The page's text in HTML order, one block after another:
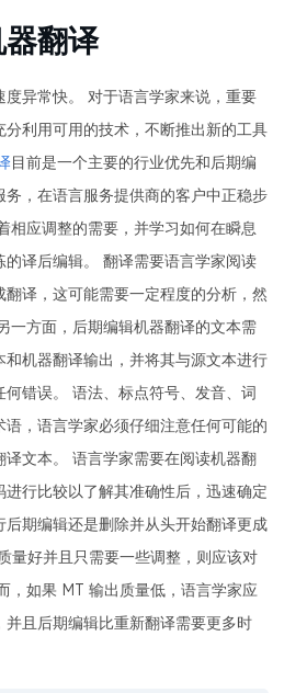
翻译
异常快。 对于语言学家来说，重要
分利用可用的技术，不断推出新的工具
目前是一个主要的行业优先和后期编
务，在语言服务提供商的客户中正稳步
相应调整的需要，并学习如何在瞬息
译后编辑。 翻译需要语言学家阅读
译，这可能需要一定程度的分析，然
一方面， 后期编辑机器翻译的文本需
机器翻译输出，并将其与源文本进行
何错误。 语法、标点符号、发音、词
语，语言学家必须仔细注意任何可能的
文本。 语言学家需要在阅读机器翻
行比较以了解其准确性后，迅速确定
期编辑还是删除并从头开始翻译更成
量好并且只需要一些调整，则应该对
，如果 MT 输出质量低，语言学家应
且后期编辑比重新翻译需要更多时